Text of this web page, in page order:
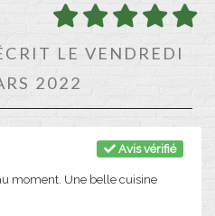
LE VENDREDI
2022
Avis vérifié
moment. Une belle cuisine